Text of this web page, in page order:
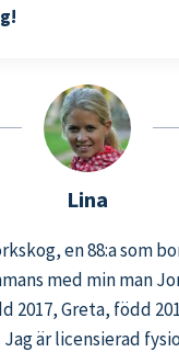
Lina
en 88:a som
med min man
2017, Greta, född
Jag är licensierad